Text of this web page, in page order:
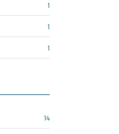
1
1
1
14